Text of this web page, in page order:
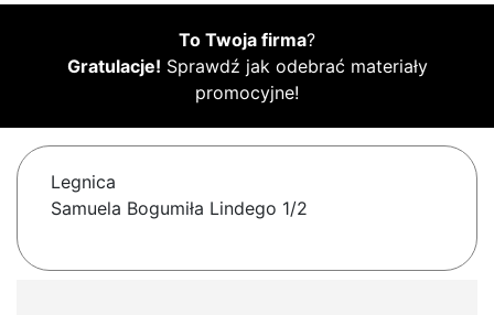
To Twoja firma?
Gratulacje! Sprawdź jak odebrać materiały
promocyjne!
Legnica
Samuela Bogumiła Lindego 1/2